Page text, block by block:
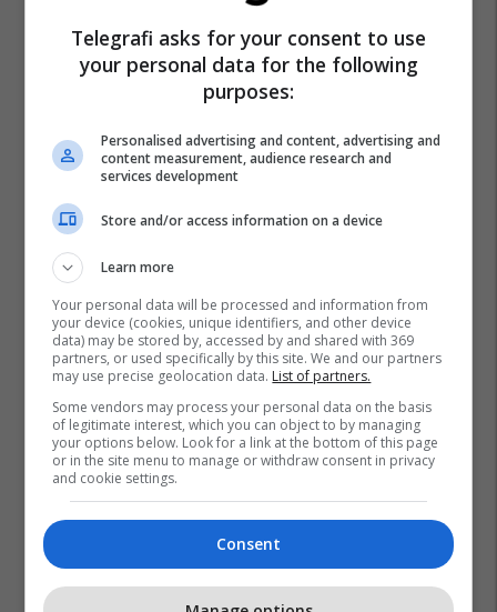
Telegrafi asks for your consent to use
your personal data for the following
purposes:
Personalised advertising and content, advertising and
content measurement, audience research and
services development
Store and/or access information on a device
Learn more
Your personal data will be processed and information from
your device (cookies, unique identifiers, and other device
data) may be stored by, accessed by and shared with 369
partners, or used specifically by this site. We and our partners
may use precise geolocation data. List of partners.
Some vendors may process your personal data on the basis
of legitimate interest, which you can object to by managing
your options below. Look for a link at the bottom of this page
or in the site menu to manage or withdraw consent in privacy
and cookie settings.
Consent